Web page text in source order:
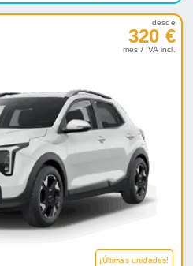
desde
320 €
mes / IVA incl.
¡Últimas unidades!